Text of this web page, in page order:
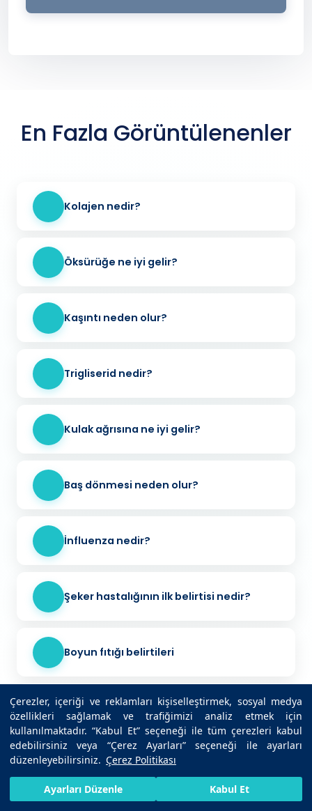
Çerezler, içeriği ve reklamları kişiselleştirmek, sosyal medya
özellikleri sağlamak ve trafiğimizi analiz etmek için
kullanılmaktadır. “Kabul Et” seçeneği ile tüm çerezleri kabul
edebilirsiniz veya “Çerez Ayarları” seçeneği ile ayarları
düzenleyebilirsiniz. Çerez Politikası
Ayarları Düzenle Kabul Et
En Fazla Görüntülenenler
Kolajen nedir?
Öksürüğe ne iyi gelir?
Kaşıntı neden olur?
Trigliserid nedir?
Kulak ağrısına ne iyi gelir?
Baş dönmesi neden olur?
İnfluenza nedir?
Şeker hastalığının ilk belirtisi nedir?
Boyun fıtığı belirtileri
TSH nedir?
HIZLI RANDEVU AL BIZE ULAŞIN